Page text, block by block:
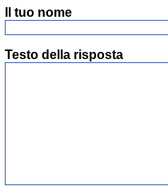
Il tuo nome
Testo della risposta